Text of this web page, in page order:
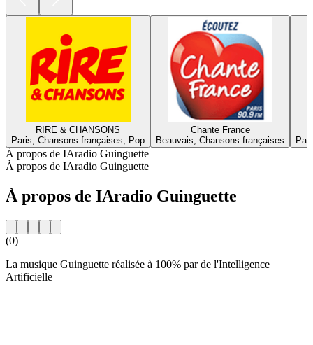
RIRE & CHANSONS
Paris, Chansons françaises, Pop
Chante France
Beauvais, Chansons françaises
À propos de IAradio Guinguette
À propos de IAradio Guinguette
À propos de IAradio Guinguette
(0)
La musique Guinguette réalisée à 100% par de l'Intelligence
Artificielle